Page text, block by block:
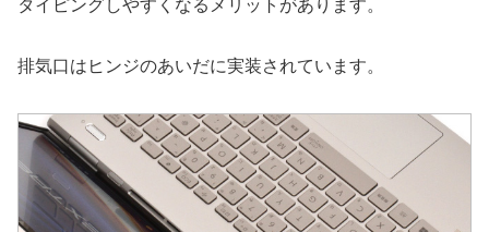
タイピングしやすくなるメリットがあります。
排気口はヒンジのあいだに実装されています。